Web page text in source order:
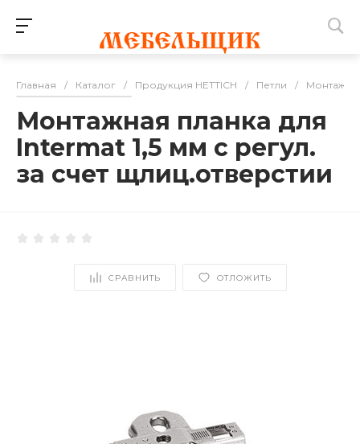
Главная / Каталог / Продукция HETTICH / Петли /
Монтажная планка для
Intermat 1,5 мм с регул.
за счет щлиц.отверстии
СРАВНИТЬ ОТЛОЖИТЬ